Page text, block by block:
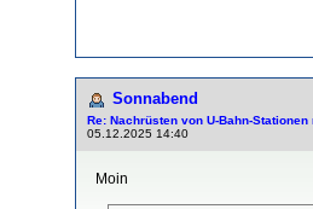
Sonnabend
Re: Nachrüsten von U-Bahn-
05.12.2025 14:40
Moin